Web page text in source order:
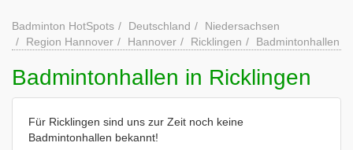
Badminton HotSpots Deutschland
Niedersachsen
Region Hannover
Hannover Ricklingen Badmintonhallen
Badmintonhallen in Ricklingen
Für Ricklingen sind uns zur Zeit noch keine
Badmintonhallen bekannt!